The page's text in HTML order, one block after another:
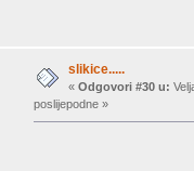
slikice.....
« Odgovori #30 u:
poslijepodne »